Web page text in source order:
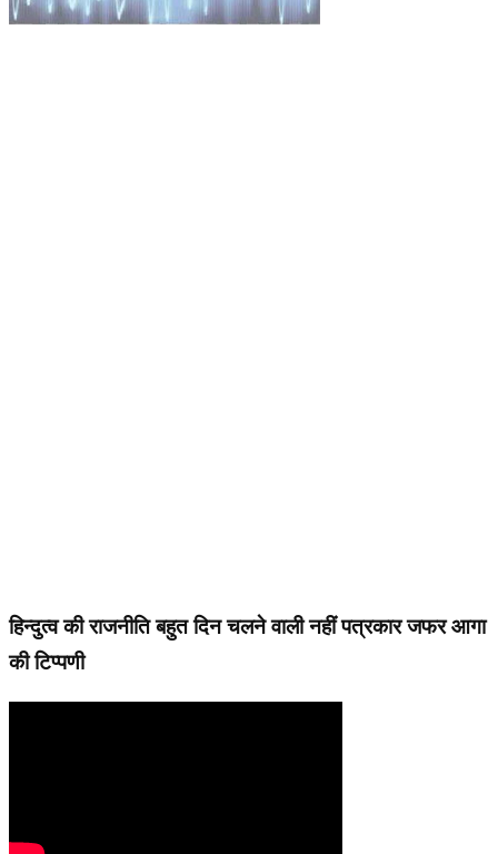
हिन्दुत्व की राजनीति बहुत दिन चलने वाली नहीं पत्रकार जफर आगा
की टिप्पणी